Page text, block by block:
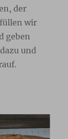
der
wir
geben
und